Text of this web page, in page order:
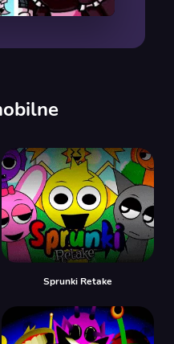
Sprunki Retake